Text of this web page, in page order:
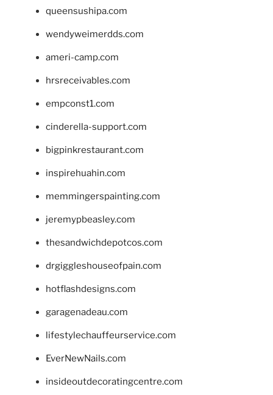
queensushipa.com
wendyweimerdds.com
ameri-camp.com
hrsreceivables.com
empconst1.com
cinderella-support.com
bigpinkrestaurant.com
inspirehuahin.com
memmingerspainting.com
jeremypbeasley.com
thesandwichdepotcos.com
drgiggleshouseofpain.com
hotflashdesigns.com
garagenadeau.com
lifestylechauffeurservice.com
EverNewNails.com
insideoutdecoratingcentre.com